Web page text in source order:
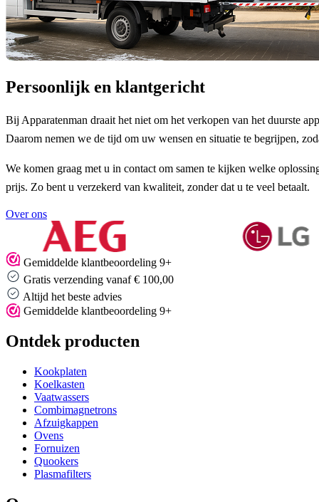
Persoonlijk en klantgericht
Bij Apparatenman draait het niet om het verkopen van het duurste
Daarom nemen we de tijd om uw wensen en situatie te begrijpen,
We komen graag met u in contact om samen te kijken welke
prijs. Zo bent u verzekerd van kwaliteit, zonder dat u te veel betaalt.
Over ons
Gemiddelde klantbeoordeling 9+
Gratis verzending vanaf € 100,00
Altijd het beste advies
Gemiddelde klantbeoordeling 9+
Ontdek producten
Kookplaten
Koelkasten
Vaatwassers
Combimagnetrons
Afzuigkappen
Ovens
Fornuizen
Quookers
Plasmafilters